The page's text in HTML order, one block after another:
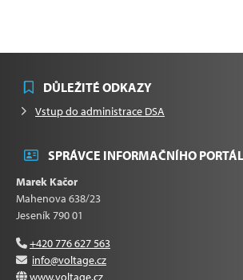
DŮLEŽITÉ ODKAZY
Vstup do administrace DSA
SPRÁVCE INFORMAČNÍHO
Marek Kačor
Mahenova 638/23
Jeseník 790 01
+420 776 627 563
info@voltage.cz
www.voltage.cz